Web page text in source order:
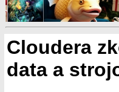
Cloudera
data a